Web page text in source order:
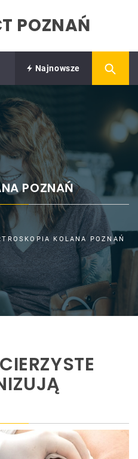
POZNAŃ
Najnowsze
POZNAŃ
KOLANA POZNAŃ